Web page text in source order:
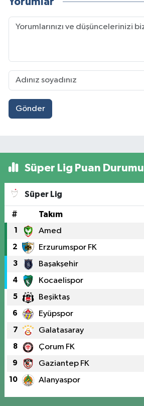
Gönder
Süper Lig Puan Durumu
Süper Lig
# Takım
1 Amed
2 Erzurumspor FK
3 Başakşehir
4 Kocaelispor
5 Beşiktaş
6 Eyüpspor
7 Galatasaray
8 Çorum FK
9 Gaziantep FK
10 Alanyaspor